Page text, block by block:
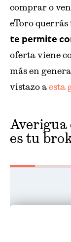
comprar o
eToro
te permite
oferta viene
más en
vistazo aesta
Averigua
es tu